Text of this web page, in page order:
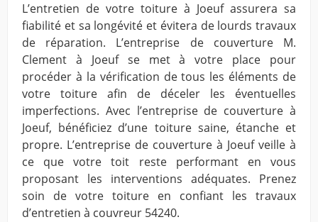
L’entretien de votre toiture à Joeuf assurera sa
fiabilité et sa longévité et évitera de lourds travaux
de réparation. L’entreprise de couverture M.
Clement à Joeuf se met à votre place pour
procéder à la vérification de tous les éléments de
votre toiture afin de déceler les éventuelles
imperfections. Avec l’entreprise de couverture à
Joeuf, bénéficiez d’une toiture saine, étanche et
propre. L’entreprise de couverture à Joeuf veille à
ce que votre toit reste performant en vous
proposant les interventions adéquates. Prenez
soin de votre toiture en confiant les travaux
d’entretien à couvreur 54240.